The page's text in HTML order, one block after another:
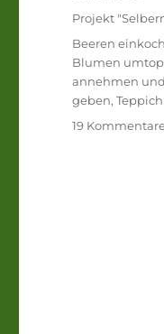
am
Kategorien
Projekt
Schlagwörter
Beeren
Blumen
annehmen
geben,
19